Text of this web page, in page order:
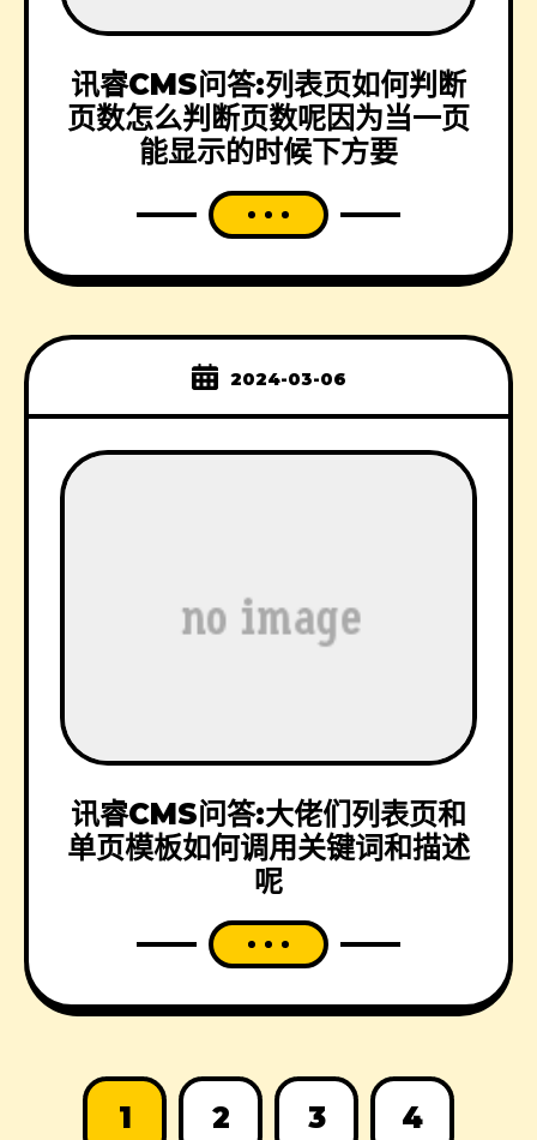
讯睿CMS问答:列表页如何判断
页数怎么判断页数呢因为当一页
能显示的时候下方要
2024-03-06
讯睿CMS问答:大佬们列表页和
单页模板如何调用关键词和描述
呢
1 2 3 4